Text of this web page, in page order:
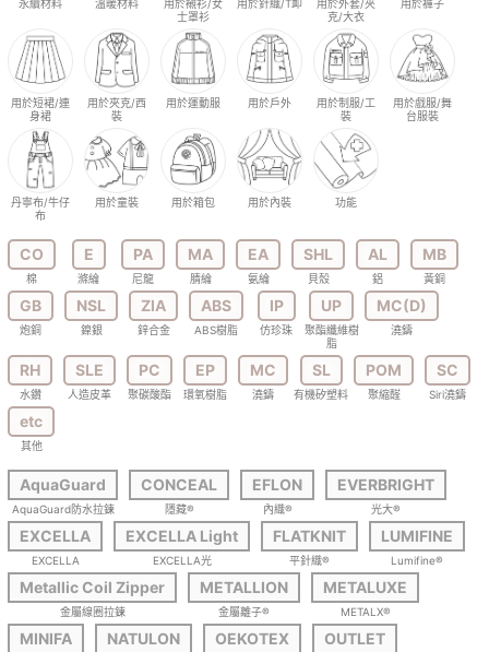
永續材料 溫暖材料
用於襯衫/女
士罩衫
用於針織/T卹
用於外套/夾
克/大衣
用於褲子
用於短裙/連
身裙
用於夾克/西
裝
用於運動服 用於戶外
用於制服/工
裝
用於戲服/舞
台服裝
丹寧布/牛仔
布
用於童裝 用於箱包 用於內裝 功能
CO
棉
E
滌綸
PA
尼龍
MA
腈綸
EA
氨綸
SHL
貝殼
AL
鋁
MB
黃銅
GB
炮銅
NSL
鎳銀
ZIA
鋅合金
ABS
ABS樹脂
IP
仿珍珠
UP
聚酯纖維樹
脂
MC(D)
澆鑄
RH
水鑽
SLE
人造皮革
PC
聚碳酸酯
EP
環氧樹脂
MC
澆鑄
SL
有機矽塑料
POM
聚縮醛
SC
Siri澆鑄
etc
其他
AquaGuard
AquaGuard防水拉鍊
CONCEAL
隱藏®
EFLON
內織®
EVERBRIGHT
光大®
EXCELLA
EXCELLA
EXCELLA Light
EXCELLA光
FLATKNIT
平針織®
LUMIFINE
Lumifine®
Metallic Coil Zipper
金屬線圈拉鍊
METALLION
金屬離子®
METALUXE
METALX®
MINIFA NATULON OEKOTEX OUTLET